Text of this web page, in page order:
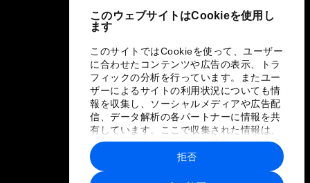
このウェブサイトはCookieを使用し
ます
このサイトではCookieを使って、ユーザー
に合わせたコンテンツや広告の表示、トラ
フィックの分析を行っています。またユー
ザーによるサイトの利用状況についても情
報を収集し、ソーシャルメディアや広告配
信、データ解析の各パートナーに情報を共
有しています。ここで収集された情報は、
ユーザーが各パートナーに提供した他の情
報や各パートナーのサービスを使用した際
に収集された情報と組み合わされ、各パー
拒否